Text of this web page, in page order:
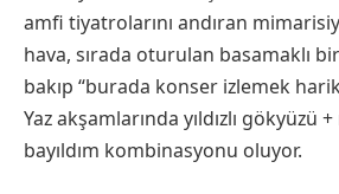
amfi tiyatrolarını andıran
hava, sırada oturulan basamaklı
bakıp “burada konser izlemek
Yaz akşamlarında yıldızlı gökyüzü
bayıldım kombinasyonu oluyor.